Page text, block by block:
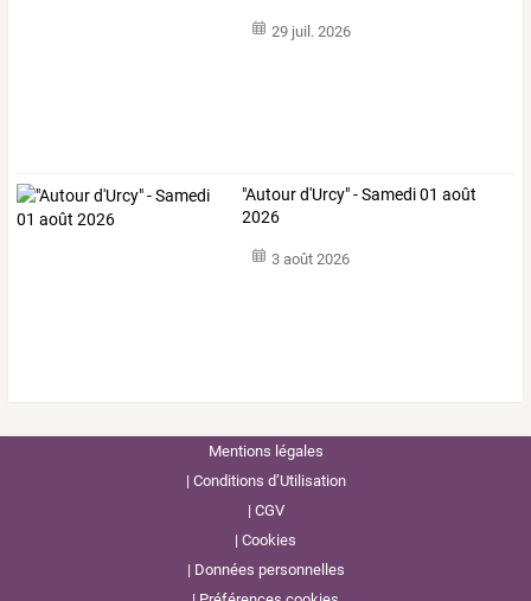
29 juil. 2026
"Autour d'Urcy" - Samedi 01 août
2026
3 août 2026
Mentions légales
Conditions d’Utilisation
CGV
Cookies
Données personnelles